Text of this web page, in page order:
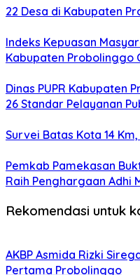
22 Desa di Kabupaten
Indeks Kepuasan
Kabupaten Probolinggo
Dinas PUPR Kabupaten
26 Standar Pelayanan
Survei Batas Kota 14
Pemkab Pamekasan
Raih Penghargaan Adhi
Rekomendasi untuk
AKBP Asmida Rizki
Pertama Probolinggo